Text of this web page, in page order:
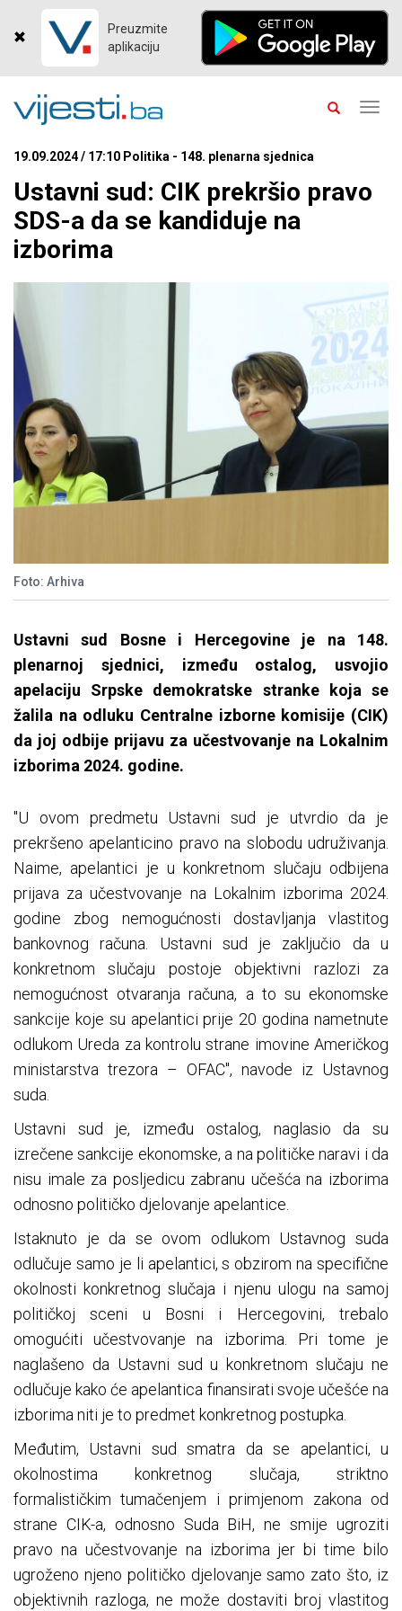
Preuzmite
aplikaciju
19.09.2024 / 17:10 Politika - 148. plenarna sjednica
Ustavni sud: CIK prekršio pravo
SDS-a da se kandiduje na
izborima
Foto: Arhiva
Ustavni sud Bosne i Hercegovine je na 148.
plenarnoj sjednici, između ostalog, usvojio
apelaciju Srpske demokratske stranke koja se
žalila na odluku Centralne izborne komisije (CIK)
da joj odbije prijavu za učestvovanje na Lokalnim
izborima 2024. godine.
"U ovom predmetu Ustavni sud je utvrdio da je
prekršeno apelanticino pravo na slobodu udruživanja.
Naime, apelantici je u konkretnom slučaju odbijena
prijava za učestvovanje na Lokalnim izborima 2024.
godine zbog nemogućnosti dostavljanja vlastitog
bankovnog računa. Ustavni sud je zaključio da u
konkretnom slučaju postoje objektivni razlozi za
nemogućnost otvaranja računa, a to su ekonomske
sankcije koje su apelantici prije 20 godina nametnute
odlukom Ureda za kontrolu strane imovine Američkog
ministarstva trezora – OFAC", navode iz Ustavnog
suda.
Ustavni sud je, između ostalog, naglasio da su
izrečene sankcije ekonomske, a na političke naravi i da
nisu imale za posljedicu zabranu učešća na izborima
odnosno političko djelovanje apelantice.
Istaknuto je da se ovom odlukom Ustavnog suda
odlučuje samo je li apelantici, s obzirom na specifične
okolnosti konkretnog slučaja i njenu ulogu na samoj
političkoj sceni u Bosni i Hercegovini, trebalo
omogućiti učestvovanje na izborima. Pri tome je
naglašeno da Ustavni sud u konkretnom slučaju ne
odlučuje kako će apelantica finansirati svoje učešće na
izborima niti je to predmet konkretnog postupka.
Međutim, Ustavni sud smatra da se apelantici, u
okolnostima konkretnog slučaja, striktno
formalističkim tumačenjem i primjenom zakona od
strane CIK-a, odnosno Suda BiH, ne smije ugroziti
pravo na učestvovanje na izborima jer bi time bilo
ugroženo njeno političko djelovanje samo zato što, iz
objektivnih razloga, ne može dostaviti broj vlastitog